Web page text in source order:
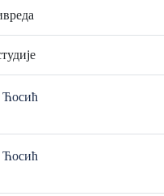
Ћосић
Ћосић